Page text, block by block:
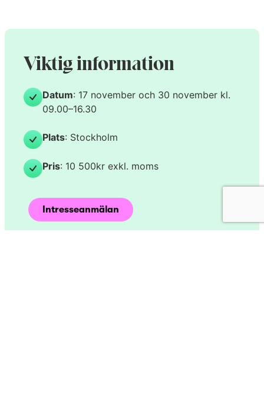
Viktig information
Datum: 17 november och 30 november kl.
09.00–16.30
Plats: Stockholm
Pris: 10 500kr exkl. moms
Intresseanmälan